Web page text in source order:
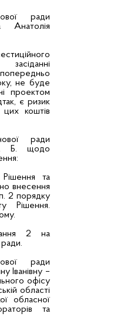
ради
Анатолія
не буде
проектом
є ризик
цих коштів
ради
В. Б. щодо
та
внесення
2 порядку
Рішення.
2 на
ради
Іванівну –
офісу
області
обласної
та